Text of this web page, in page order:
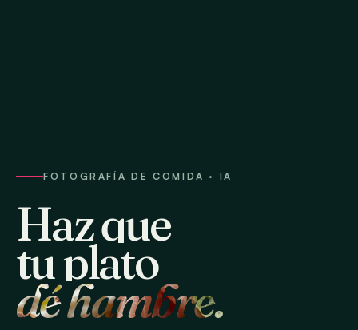
FOTOGRAFÍA DE COMIDA · IA
Haz que
tu plato
dé hambre.